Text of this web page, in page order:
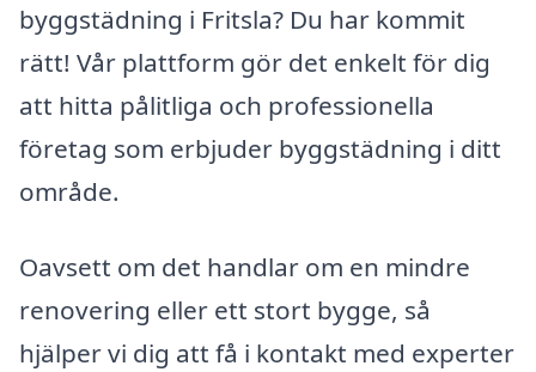
byggstädning i Fritsla? Du har kommit
rätt! Vår plattform gör det enkelt för dig
att hitta pålitliga och professionella
företag som erbjuder byggstädning i ditt
område.
Oavsett om det handlar om en mindre
renovering eller ett stort bygge, så
hjälper vi dig att få i kontakt med experter